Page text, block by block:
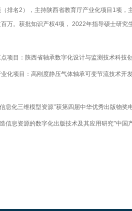
排名2 ），主持陕西省教育厅产业化项目 1项，
万。获批知识产权4项， 2022年指导硕士研究
项目 ： 陕西省轴承数字化设计与监测技术科技
化项目 ： 高刚度静压气体轴承可变节流技术开
息化三维模型资源”获第四届中华优秀出版物奖
信息资源的数字化出版技术及其应用研究”中国